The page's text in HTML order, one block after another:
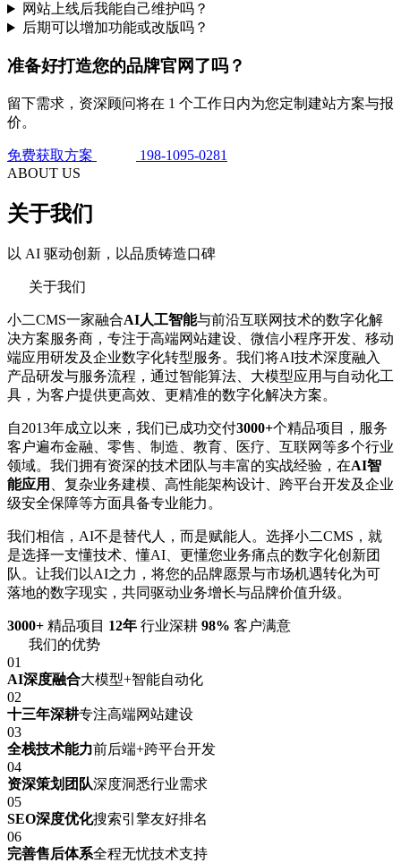
网站上线后我能自己维护吗？
后期可以增加功能或改版吗？
准备好打造您的品牌官网了吗？
留下需求，资深顾问将在 1 个工作日内为您定制建站方案与报
价。
免费获取方案
198-1095-0281
ABOUT US
关于我们
以 AI 驱动创新，以品质铸造口碑
关于我们
小二CMS一家融合AI人工智能与前沿互联网技术的数字化解
决方案服务商，专注于高端网站建设、微信小程序开发、移动
端应用研发及企业数字化转型服务。我们将AI技术深度融入
产品研发与服务流程，通过智能算法、大模型应用与自动化工
具，为客户提供更高效、更精准的数字化解决方案。
自2013年成立以来，我们已成功交付3000+个精品项目，服务
客户遍布金融、零售、制造、教育、医疗、互联网等多个行业
领域。我们拥有资深的技术团队与丰富的实战经验，在AI智
能应用 、复杂业务建模、高性能架构设计、跨平台开发及企业
级安全保障等方面具备专业能力。
我们相信，AI不是替代人，而是赋能人。选择小二CMS，就
是选择一支懂技术、懂AI、更懂您业务痛点的数字化创新团
队。让我们以AI之力，将您的品牌愿景与市场机遇转化为可
落地的数字现实，共同驱动业务增长与品牌价值升级。
3000+ 精品项目 12年 行业深耕 98% 客户满意
我们的优势
01
AI深度融合大模型+智能自动化
02
十三年深耕专注高端网站建设
03
全栈技术能力前后端+跨平台开发
04
资深策划团队深度洞悉行业需求
05
SEO深度优化搜索引擎友好排名
06
完善售后体系全程无忧技术支持